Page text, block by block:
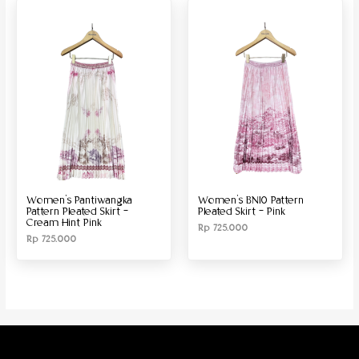
Produk Size
Women’s Pantiwangka
Pattern Pleated Skirt –
Cream Hint Pink
Rp725.000
Women’s BN10 Pattern
Pleated Skirt – Pink
Rp 725.000